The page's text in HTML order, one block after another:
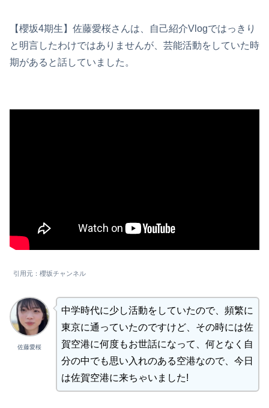
【櫻坂4期生】佐藤愛桜さんは、自己紹介Vlogではっきり
と明言したわけではありませんが、芸能活動をしていた時
期があると話していました。
引用元：櫻坂チャンネル
佐藤愛桜
中学時代に少し活動をしていたので、頻繁に
東京に通っていたのですけど、その時には佐
賀空港に何度もお世話になって、何となく自
分の中でも思い入れのある空港なので、今日
は佐賀空港に来ちゃいました!